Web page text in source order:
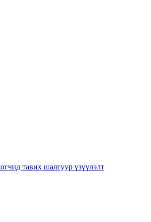
тавих шалгуур үзүүлэлт